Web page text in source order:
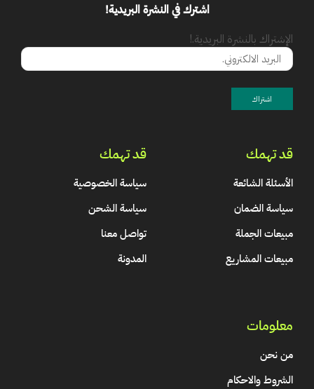
اشترك في النشرة البريدية!
الإشتراك بالنشرة البريدية.!
قد تهمك
الأسئلة الشائعة
سياسة الضمان
مبيعات الجملة
مبيعات المشاريع
قد تهمك
سياسة الخصوصية
سياسة الشحن
تواصل معنا
المدونة
معلومات
من نحن
الشروط والاحكام